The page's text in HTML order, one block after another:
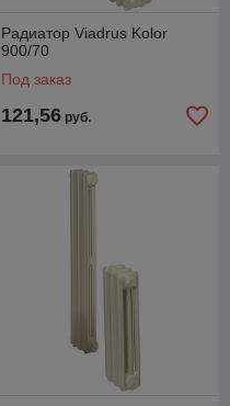
Радиатор Viadrus Kolor
900/70
Под заказ
121,56 руб.